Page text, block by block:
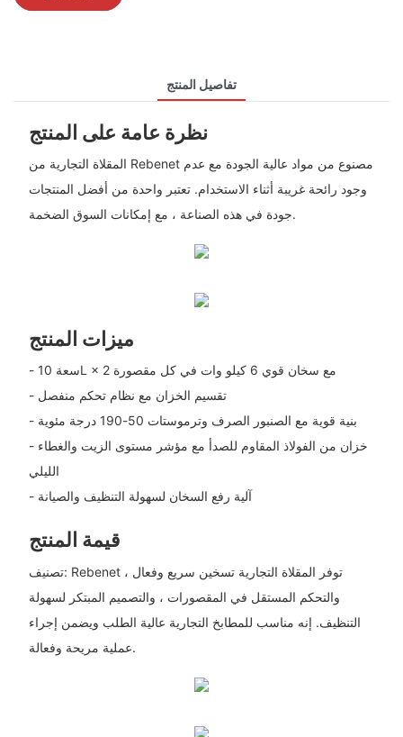
تفاصيل المنتج
نظرة عامة على المنتج
المقلاة التجارية من Rebenet مصنوع من مواد عالية الجودة مع عدم
وجود رائحة غريبة أثناء الاستخدام. تعتبر واحدة من أفضل المنتجات
جودة في هذه الصناعة ، مع إمكانات السوق الضخمة.
ميزات المنتج
- سعة 10L × 2 مع سخان قوي 6 كيلو وات في كل مقصورة
- تقسيم الخزان مع نظام تحكم منفصل
- بنية قوية مع الصنبور الصرف وترموستات 50-190 درجة مئوية
- خزان من الفولاذ المقاوم للصدأ مع مؤشر مستوى الزيت والغطاء
الليلي
- آلية رفع السخان لسهولة التنظيف والصيانة
قيمة المنتج
تصنيف: Rebenet توفر المقلاة التجارية تسخين سريع وفعال ،
والتحكم المستقل في المقصورات ، والتصميم المبتكر لسهولة
التنظيف. إنه مناسب للمطابخ التجارية عالية الطلب ويضمن إجراء
عملية مريحة وفعالة.